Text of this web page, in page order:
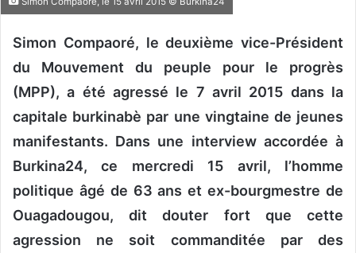
n
o
u
o
u
r
Simon Compaoré, le deuxième vice-Président
du Mouvement du peuple pour le progrès
(MPP), a été agressé le 7 avril 2015 dans la
capitale burkinabè par une vingtaine de jeunes
manifestants. Dans une interview accordée à
Burkina24, ce mercredi 15 avril, l’homme
politique âgé de 63 ans etex-bourgmestre de
Ouagadougou, dit douter fort que cette
agression ne soit commanditée par des